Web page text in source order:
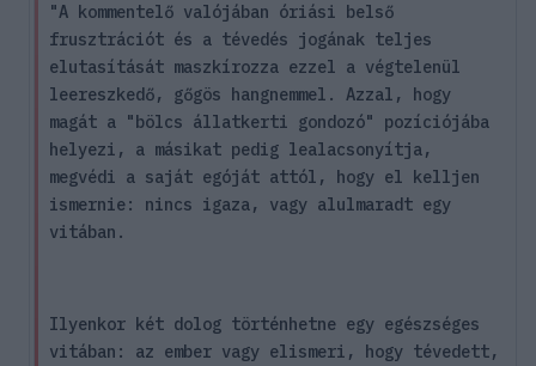
"A kommentelő valójában óriási belső
frusztrációt és a tévedés jogának teljes
elutasítását maszkírozza ezzel a végtelenül
leereszkedő, gőgös hangnemmel. Azzal, hogy
magát a "bölcs állatkerti gondozó" pozíciójába
helyezi, a másikat pedig lealacsonyítja,
megvédi a saját egóját attól, hogy el kelljen
ismernie: nincs igaza, vagy alulmaradt egy
vitában.
Ilyenkor két dolog történhetne egy egészséges
vitában: az ember vagy elismeri, hogy tévedett,